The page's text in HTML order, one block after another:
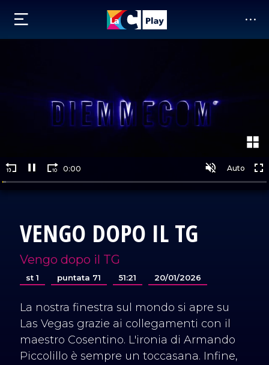
VENGO DOPO IL TG
Vengo dopo il TG
st 1 puntata 71 51:21 20/01/2026
La nostra finestra sul mondo si apre su
Las Vegas grazie ai collegamenti con il
maestro Cosentino. L'ironia di Armando
Piccolillo è sempre un toccasana. Infine,